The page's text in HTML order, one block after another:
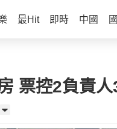
最Hit 即時 中國
票控2負責